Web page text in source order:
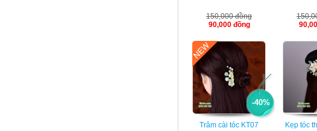
150,000 đồng
90,000 đồng
-40%
Trâm cài tóc KT07 Kẹp tóc